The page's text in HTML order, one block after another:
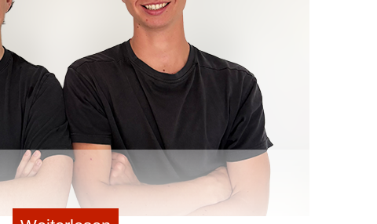
von Unternehmenswissen beim Kunden ebenso
in einem beratungsintensiven Manufaktur-Modell
Man nutze KI, um KI im Unternehmen aufzubauen.
im Wissen automatisch auf und lösten sie teils
Zutun gehe es aber nicht, räumt der Gründer ein: „Damit
‚Human in the loop‘.“
Millionen Euro und der Aufnahme ins „German
nach eigenen Angaben bereits namhafte DAX-
Frankfurtern nun, die komplexe Wissensextraktion weiter
Brain“ als eine treibende Kraft der „industriellen